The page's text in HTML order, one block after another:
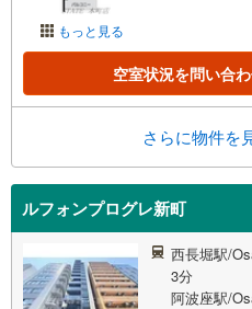
もっと見る
空室状況を問い合
さらに物件を
ルフォンプログレ新町
西長堀駅/
3分
阿波座駅/